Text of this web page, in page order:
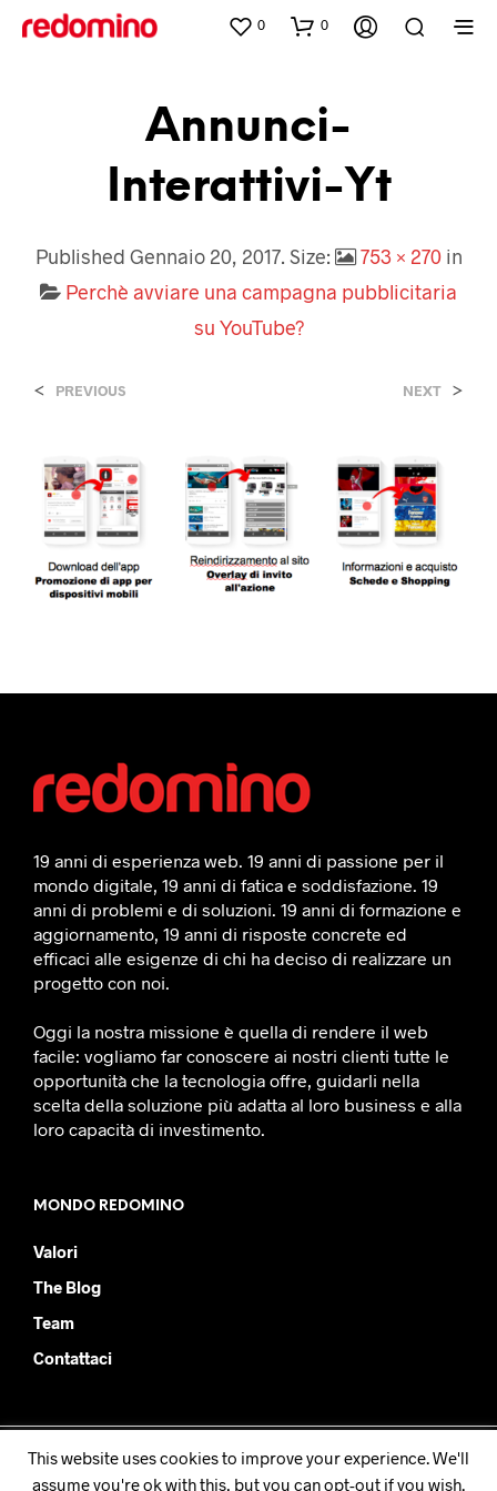
0 0
Annunci-
Interattivi-Yt
Published Gennaio 20, 2017. Size: 753 × 270in
Perchè avviare una campagna pubblicitaria
su YouTube?
< PREVIOUS NEXT >
19 anni di esperienza web. 19 anni di passione per il
mondo digitale, 19 anni di fatica e soddisfazione. 19
anni di problemi e di soluzioni. 19 anni di formazione e
aggiornamento, 19 anni di risposte concrete ed
efficaci alle esigenze di chi ha deciso di realizzare un
progetto con noi.
Oggi la nostra missione è quella di rendere il web
facile: vogliamo far conoscere ai nostri clienti tutte le
opportunità che la tecnologia offre, guidarli nella
scelta della soluzione più adatta al loro business e alla
loro capacità di investimento.
MONDO REDOMINO
Valori
The Blog
Team
Contattaci
Redomino SRL - PIVA IT08877930019
This website uses cookies to improve your experience. We'll
assume you're ok with this, but you can opt-out if you wish.